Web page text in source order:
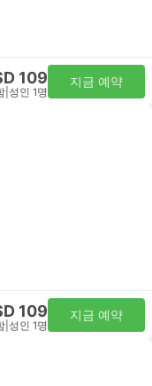
109
성인 1명
지금 예약
109
성인 1명
지금 예약